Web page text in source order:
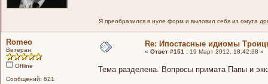
Я преобразился в нуле форм и выловил себя из омута
Romeo
Ветеран
Offline
Сообщений: 621
Re: Ипостасные идиомы
« Ответ #151 : 19 Март 2012, 18:42:38 »
Тема разделена. Вопросы примата Папы и